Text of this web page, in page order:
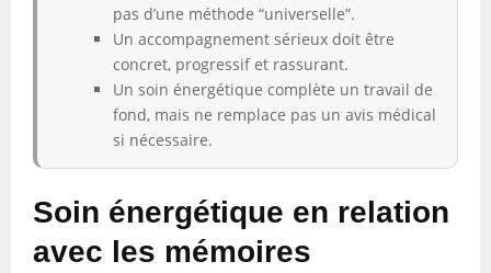
pas d’une méthode “universelle”.
Un accompagnement sérieux doit être
concret, progressif et rassurant.
Un soin énergétique complète un travail de
fond, mais ne remplace pas un avis médical
si nécessaire.
Soin énergétique en relation
avec les mémoires